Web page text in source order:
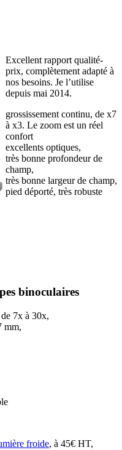
Excellent rapport qualité-
prix, complètement adapté à
nos besoins. Je l’utilise
depuis mai 2014.
grossissement continu, de x7
à x3. Le zoom est un réel
confort
excellents optiques,
très bonne profondeur de
champ,
très bonne largeur de champ,
pied déporté, très robuste
binoculaires
7x à 30x,
mm,
froide, à 45€ HT,